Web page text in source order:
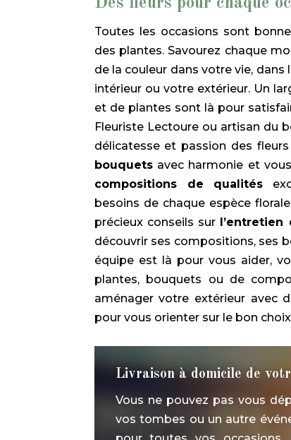
Toutes les occasions sont
des plantes. Savourez chaque
de la couleur dans votre vie, dans
intérieur ou votre extérieur. Un
et de plantes sont là pour
Fleuriste Lectoure ou artisan du
délicatesse et passion des
bouquetsavec harmonie et
compositions de qualités
besoins de chaque espèce
précieux conseils sur
découvrir ses compositions, ses
équipe est là pour vous aider,
plantes, bouquets ou de
aménager votre extérieur avec
pour vous orienter sur le bon
Livraison à domicile de
Vous ne pouvez pas vous
vos tombes ou un autre